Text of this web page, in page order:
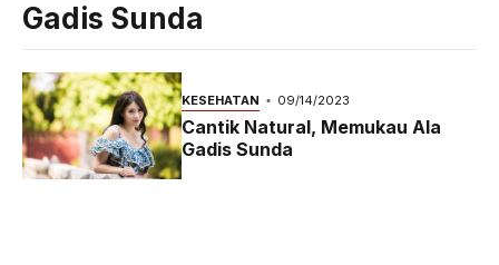
Gadis Sunda
KESEHATAN 09/14/2023
Cantik Natural, Memukau Ala
Gadis Sunda